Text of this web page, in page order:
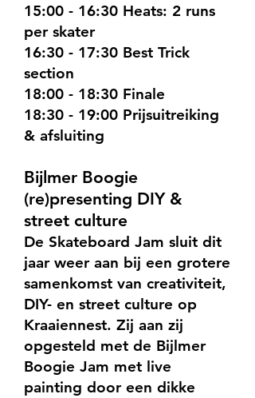
15:00 - 16:30 Heats: 2 runs
per skater
16:30 - 17:30 Best Trick
section
18:00 - 18:30 Finale
18:30 - 19:00 Prijsuitreiking
& afsluiting
Bijlmer Boogie
(re)presenting DIY &
street culture
De Skateboard Jam sluit dit
jaar weer aan bij een grotere
samenkomst van creativiteit,
DIY- en street culture op
Kraaiennest. Zij aan zij
opgesteld met de Bijlmer
Boogie Jam met live
painting door een dikke